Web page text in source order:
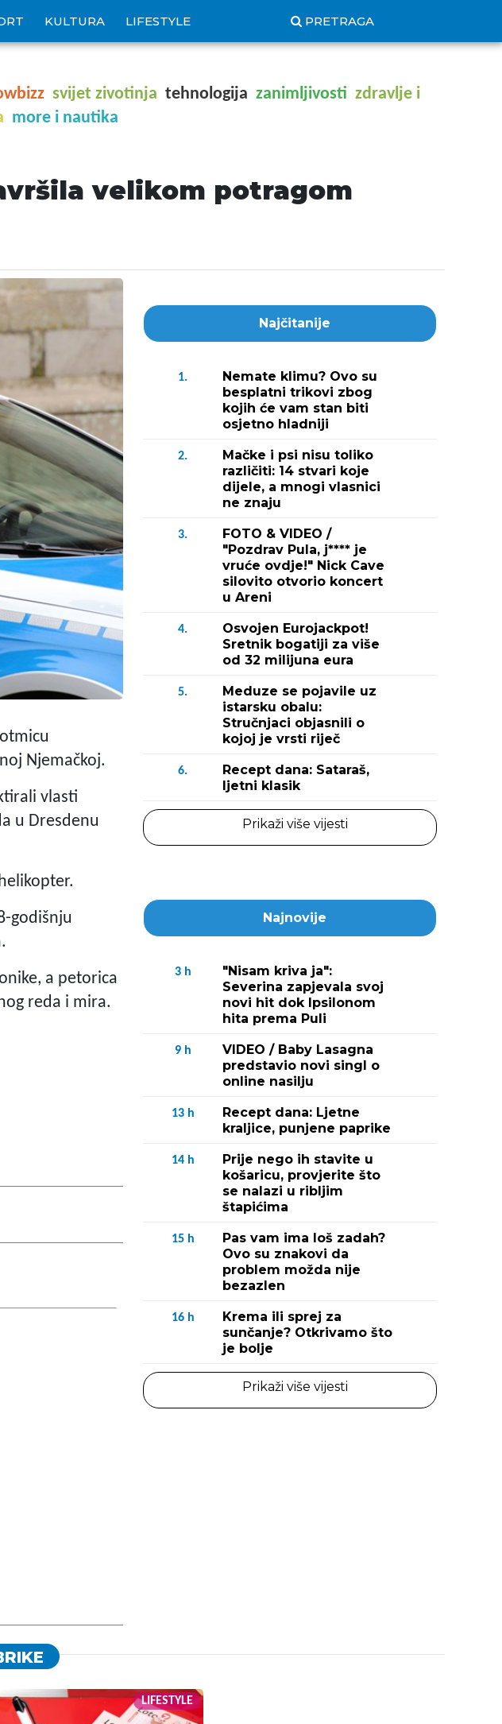
KULTURA LIFESTYLE PRETRAGA
svijet zivotinja tehnologija zanimljivosti zdravlje i
more i nautika
velikom potragom
Njemačkoj.
vlasti
u Dresdenu
godišnju
a petorica
reda i mira.
Najčitanije
1.
Nemate klimu? Ovo su
besplatni trikovi zbog
kojih će vam stan biti
osjetno hladniji
2.
Mačke i psi nisu toliko
različiti: 14 stvari koje
dijele, a mnogi vlasnici
ne znaju
3.
FOTO & VIDEO /
"Pozdrav Pula, j**** je
vruće ovdje!" Nick Cave
silovito otvorio koncert
u Areni
4.
Osvojen Eurojackpot!
Sretnik bogatiji za više
od 32 milijuna eura
5.
Meduze se pojavile uz
istarsku obalu:
Stručnjaci objasnili o
kojoj je vrsti riječ
6.
Recept dana: Sataraš,
ljetni klasik
Prikaži više vijesti
Najnovije
3 h
"Nisam kriva ja":
Severina zapjevala svoj
novi hit dok Ipsilonom
hita prema Puli
9 h
VIDEO / Baby Lasagna
predstavio novi singl o
online nasilju
13 h
Recept dana: Ljetne
kraljice, punjene paprike
14 h
Prije nego ih stavite u
košaricu, provjerite što
se nalazi u ribljim
štapićima
15 h
Pas vam ima loš zadah?
Ovo su znakovi da
problem možda nije
bezazlen
16 h
Krema ili sprej za
sunčanje? Otkrivamo što
je bolje
Prikaži više vijesti
LIFESTYLE